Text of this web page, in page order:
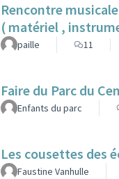
Rencontre
( matériel ,
paille 11
Faire du Parc du
Enfants du parc
Les cousettes des
Faustine Vanhulle